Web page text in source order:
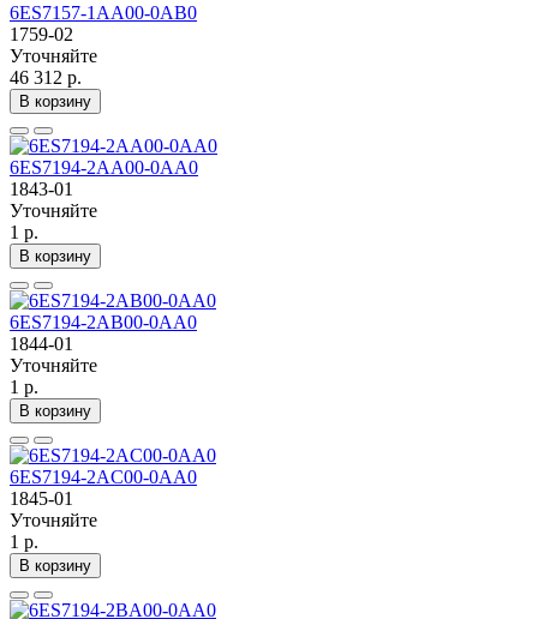
6ES7157-1AA00-0AB0
1759-02
Уточняйте
46 312 р.
В корзину
6ES7194-2AA00-0AA0
1843-01
Уточняйте
1 р.
В корзину
6ES7194-2AB00-0AA0
1844-01
Уточняйте
1 р.
В корзину
6ES7194-2AC00-0AA0
1845-01
Уточняйте
1 р.
В корзину